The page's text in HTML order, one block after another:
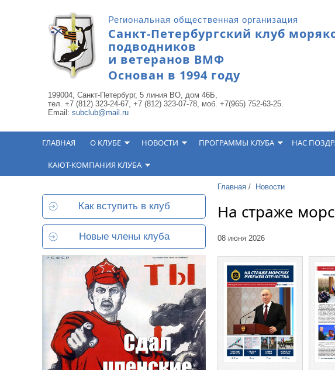
Региональная общественная организация
Санкт-Петербургский клуб
подводников
и ветеранов ВМФ
Основан в 1994 году
199004, Санкт-Петербург, 5 линия ВО, дом 46Б,
тел. +7 (812) 323-24-67, +7 (812) 323-07-78, моб. +7(965) 752-63-25.
Email: subclub@mail.ru
ГЛАВНАЯ О КЛУБЕ НОВОСТИ ПРОГРАММЫ КЛУБА НАС
КАЮТ-КОМПАНИЯ КЛУБА
Главная / Новости
На страже
08 июня 2026
Как вступить в клуб
Новые члены клуба